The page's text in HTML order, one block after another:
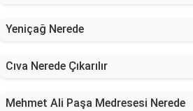
Yeniçağ Nerede
Cıva Nerede Çıkarılır
Mehmet Ali Paşa Medresesi Nerede